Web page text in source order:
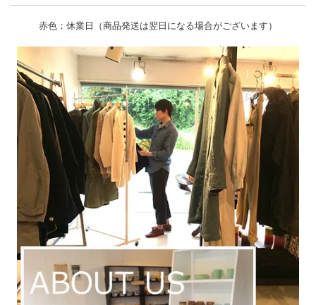
赤色：休業日（商品発送は翌日になる場合がございます）